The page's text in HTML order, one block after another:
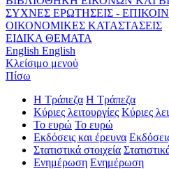
ΣΥΧΝΕΣ ΕΡΩΤΗΣΕΙΣ -
ΟΙΚΟΝΟΜΙΚΕΣ ΚΑΤΑΣΤΑΣΕΙΣ
ΕΙΔΙΚΑ ΘΕΜΑΤΑ
English English
Κλείσιμο μενού
Πίσω
Η Τράπεζα Η Τράπεζα
Κύριες λειτουργίες Κύριες
Το ευρώ Το ευρώ
Εκδόσεις και έρευνα
Στατιστικά στοιχεία
Ενημέρωση Ενημέρωση